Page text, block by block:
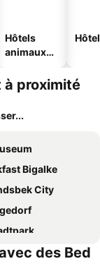
Hôtels
animaux
à proximité
Bigalke
City
45 des Bed